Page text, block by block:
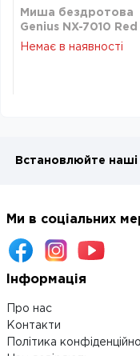
Миша бездротова
Genius NX-7010 Red
(31030014401)
Немає в наявності
Встановлюйте
Ми в соціальних
Інформація
Про нас
Контакти
Політика